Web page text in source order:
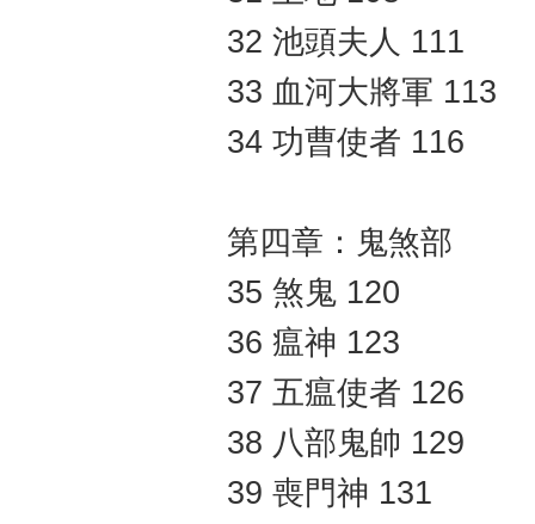
32 池頭夫人 111
33 血河大將軍 113
34 功曹使者 116
第四章：鬼煞部
35 煞鬼 120
36 瘟神 123
37 五瘟使者 126
38 八部鬼帥 129
39 喪門神 131